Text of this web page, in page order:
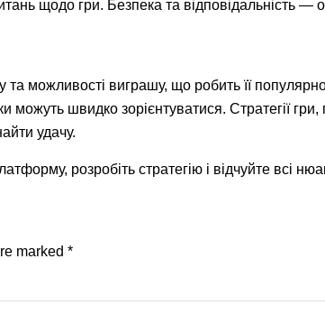
щодо гри. Безпека та відповідальність —
можливості виграшу, що робить її
можуть швидко зорієнтуватися. Стратегії
удачу.
розробіть стратегію і відчуйте всі
marked *